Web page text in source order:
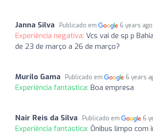
Janna Silva Publicado em 6 years ago
Experiência negativa: Vcs vai de sp p
de 23 de março a 26 de março?
Murilo Gama Publicado em 6 years
Experiência fantástica: Boa empresa
Nair Reis da Silva Publicado em 6
Experiência fantástica: Ônibus limpo com